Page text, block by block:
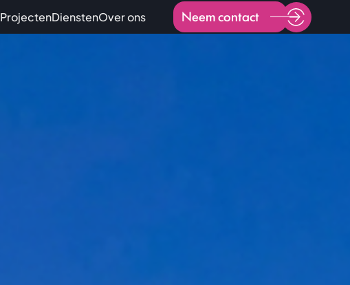
ProjectenDienstenOver ons Neem contact